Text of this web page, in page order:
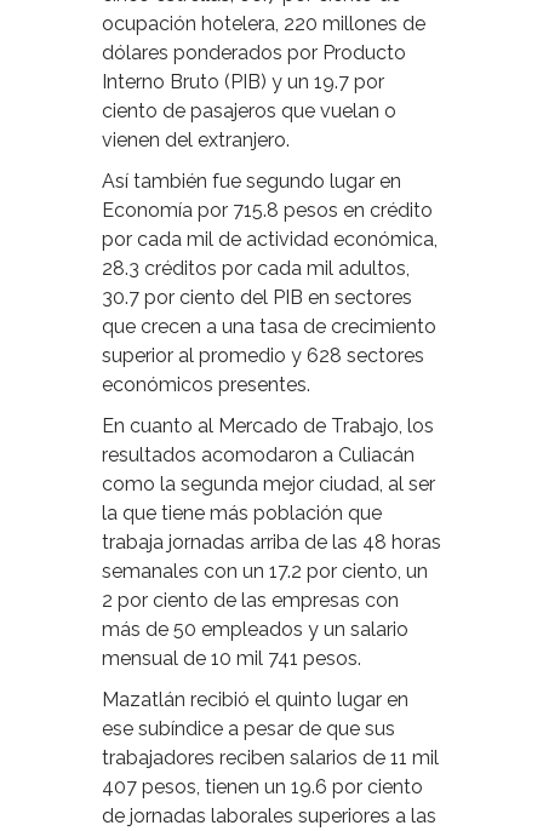
ocupación hotelera, 220 millones de
dólares ponderados por Producto
Interno Bruto (PIB) y un 19.7 por
ciento de pasajeros que vuelan o
vienen del extranjero.
Así también fue segundo lugar en
Economía por 715.8 pesos en crédito
por cada mil de actividad económica,
28.3 créditos por cada mil adultos,
30.7 por ciento del PIB en sectores
que crecen a una tasa de crecimiento
superior al promedio y 628 sectores
económicos presentes.
En cuanto al Mercado de Trabajo, los
resultados acomodaron a Culiacán
como la segunda mejor ciudad, al ser
la que tiene más población que
trabaja jornadas arriba de las 48 horas
semanales con un 17.2 por ciento, un
2 por ciento de las empresas con
más de 50 empleados y un salario
mensual de 10 mil 741 pesos.
Mazatlán recibió el quinto lugar en
ese subíndice a pesar de que sus
trabajadores reciben salarios de 11 mil
407 pesos, tienen un 19.6 por ciento
de jornadas laborales superiores a las